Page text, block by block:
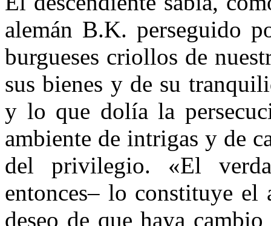
alemán B.K. perseguido
burgueses criollos de
sus bienes y de su
y lo que dolía la
ambiente de intrigas y de
del privilegio. «El
entonces– lo constituye
deseo de que haya